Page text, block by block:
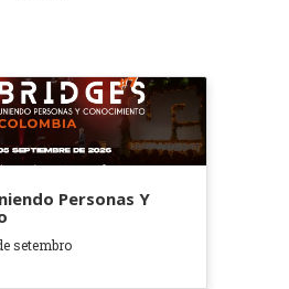
Personas Y
setembro